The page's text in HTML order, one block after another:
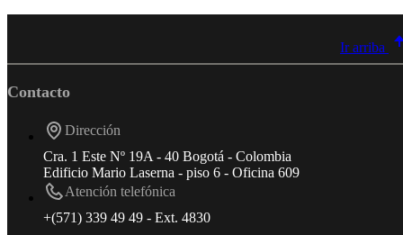
Ir arriba
Contacto
Dirección
Cra. 1 Este Nº 19A - 40 Bogotá - Colombia
Edificio Mario Laserna - piso 6 - Oficina 609
Atención telefónica
+(571) 339 49 49 - Ext. 4830